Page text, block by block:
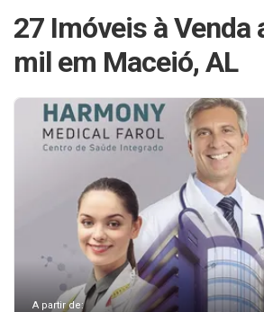
27 Imóveis à Venda
mil em Maceió, AL
A partir de: